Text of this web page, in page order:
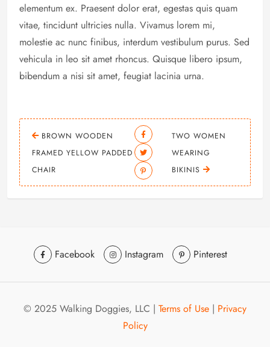
elementum ex. Praesent dolor erat, egestas quis quam
vitae, tincidunt ultricies nulla. Vivamus lorem mi,
molestie ac nunc finibus, interdum vestibulum purus. Sed
vehicula in leo sit amet rhoncus. Quisque libero ipsum,
bibendum a nisi sit amet, feugiat lacinia urna.
BROWN WOODEN
FRAMED YELLOW PADDED
CHAIR
TWO WOMEN
WEARING
BIKINIS
Facebook Instagram Pinterest
© 2025 Walking Doggies, LLC | Terms of Use | Privacy
Policy